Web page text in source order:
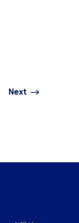
Next